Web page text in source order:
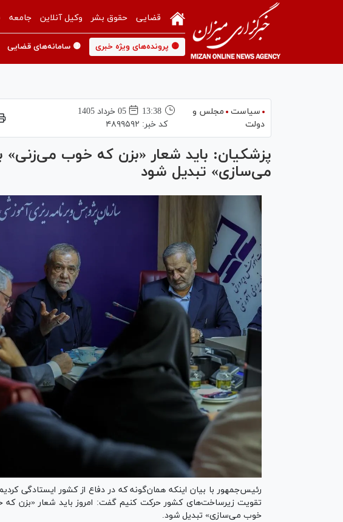
قضایی حقوق بشر وکیل آنلاین جامعه
🟡 پرونده‌های ویژه خبری 🟡 سامانه‌های قضایی
سیاست
مجلس و
دولت
13:38
05 خرداد 1405
کد خبر: ۴۸۹۹۵۹۲
پزشکیان: باید شعار «بزن که خوب
می‌سازی» تبدیل شود
رئیس‌جمهور با بیان اینکه همان‌گونه که در دفاع از کشور ایستادگی
تقویت زیرساخت‌های کشور حرکت کنیم گفت: امروز باید شعار «بزن که
خوب می‌سازی» تبدیل شود.